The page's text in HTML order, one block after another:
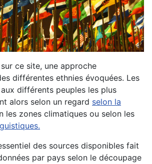
ce site, une approche
différentes ethnies évoquées. Les
différents peuples les plus
alors selon un regard selon la
les zones climatiques ou selon les
des sources disponibles fait
par pays selon le découpage